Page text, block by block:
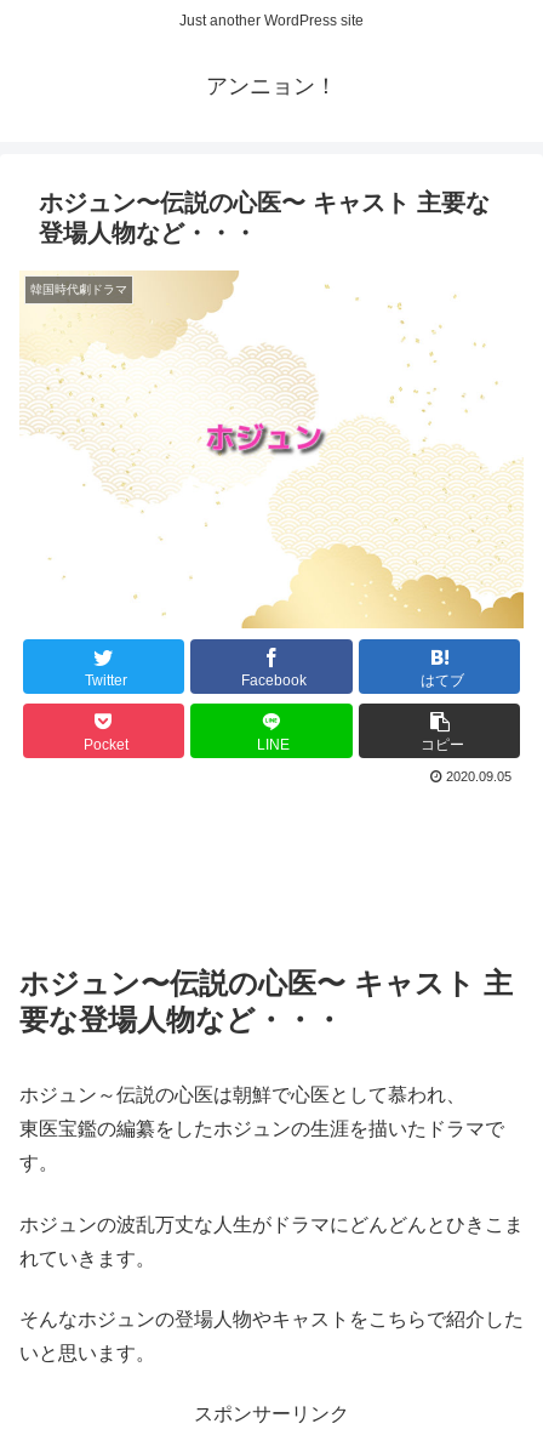
Just another WordPress site
アンニョン！
ホジュン〜伝説の心医〜 キャスト 主要な
登場人物など・・・
韓国時代劇ドラマ
Twitter Facebook はてブ
Pocket LINE コピー
2020.09.05
ホジュン〜伝説の心医〜 キャスト 主
要な登場人物など・・・
ホジュン～伝説の心医は朝鮮で心医として慕われ、
東医宝鑑の編纂をしたホジュンの生涯を描いたドラマで
す。
ホジュンの波乱万丈な人生がドラマにどんどんとひきこま
れていきます。
そんなホジュンの登場人物やキャストをこちらで紹介した
いと思います。
スポンサーリンク